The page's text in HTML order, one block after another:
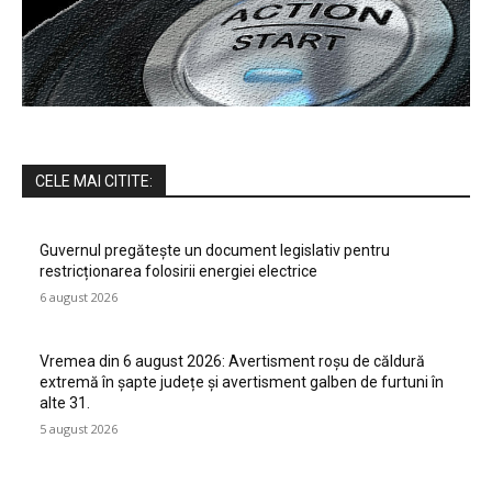
CELE MAI CITITE:
Guvernul pregătește un document legislativ pentru
restricționarea folosirii energiei electrice
6 august 2026
Vremea din 6 august 2026: Avertisment roșu de căldură
extremă în șapte județe și avertisment galben de furtuni în
alte 31.
5 august 2026